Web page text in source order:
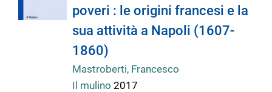
documentopoveri : le origini francesi e la
sua attività a Napoli (1607-
1860)
Mastroberti, Francesco
Il mulino 2017